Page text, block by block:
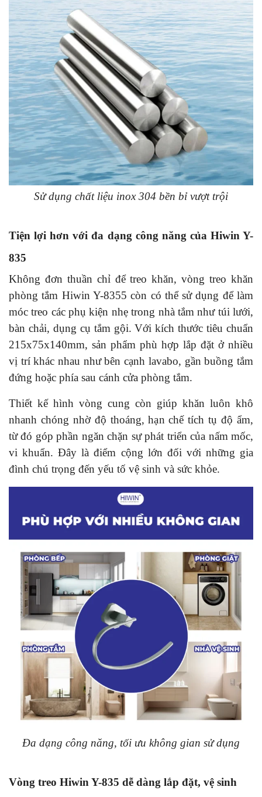
Sử dụng chất liệu inox 304 bền bỉ vượt trội
Tiện lợi hơn với đa dạng công năng của Hiwin Y-
835
Không đơn thuần chỉ để treo khăn, vòng treo khăn
phòng tắm Hiwin Y-8355 còn có thể sử dụng để làm
móc treo các phụ kiện nhẹ trong nhà tắm như túi lưới,
bàn chải, dụng cụ tắm gội. Với kích thước tiêu chuẩn
215x75x140mm, sản phẩm phù hợp lắp đặt ở nhiều
vị trí khác nhau như bên cạnh lavabo, gần buồng tắm
đứng hoặc phía sau cánh cửa phòng tắm.
Thiết kế hình vòng cung còn giúp khăn luôn khô
nhanh chóng nhờ độ thoáng, hạn chế tích tụ độ ẩm,
từ đó góp phần ngăn chặn sự phát triển của nấm mốc,
vi khuẩn. Đây là điểm cộng lớn đối với những gia
đình chú trọng đến yếu tố vệ sinh và sức khỏe.
Đa dạng công năng, tối ưu không gian sử dụng
Vòng treo Hiwin Y-835 dễ dàng lắp đặt, vệ sinh